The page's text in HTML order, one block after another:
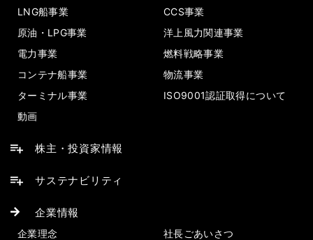
LNG船事業
CCS事業
原油・LPG事業
洋上風力関連事業
電力事業
燃料戦略事業
コンテナ船事業
物流事業
ターミナル事業
ISO9001認証取得について
動画
株主・投資家情報
サステナビリティ
企業情報
企業理念
社長ごあいさつ